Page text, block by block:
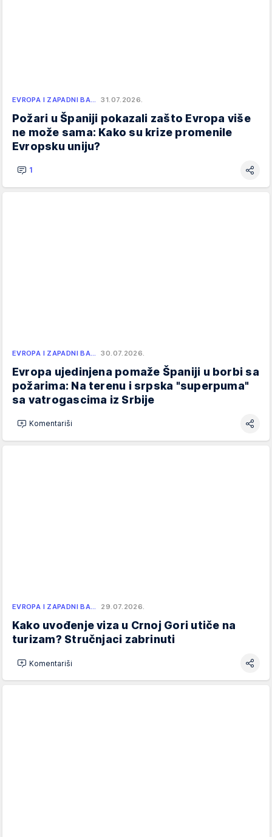
EVROPA I ZAPADNI BA… 31.07.2026.
Požari u Španiji pokazali zašto Evropa više
ne može sama: Kako su krize promenile
Evropsku uniju?
1
EVROPA I ZAPADNI BA… 30.07.2026.
Evropa ujedinjena pomaže Španiji u borbi sa
požarima: Na terenu i srpska "superpuma"
sa vatrogascima iz Srbije
Komentariši
EVROPA I ZAPADNI BA… 29.07.2026.
Kako uvođenje viza u Crnoj Gori utiče na
turizam? Stručnjaci zabrinuti
Komentariši